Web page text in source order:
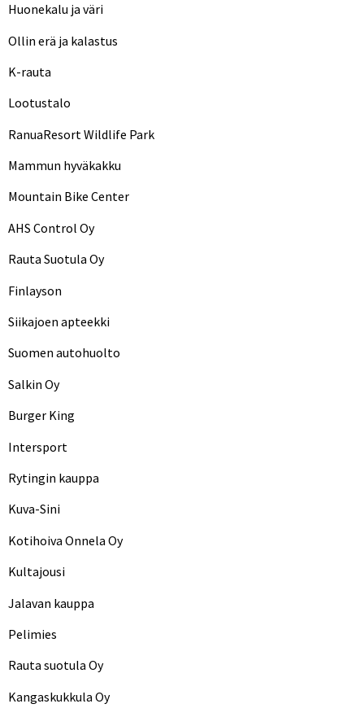
Huonekalu ja väri
Ollin erä ja kalastus
K-rauta
Lootustalo
RanuaResort Wildlife Park
Mammun hyväkakku
Mountain Bike Center
AHS Control Oy
Rauta Suotula Oy
Finlayson
Siikajoen apteekki
Suomen autohuolto
Salkin Oy
Burger King
Intersport
Rytingin kauppa
Kuva-Sini
Kotihoiva Onnela Oy
Kultajousi
Jalavan kauppa
Pelimies
Rauta suotula Oy
Kangaskukkula Oy